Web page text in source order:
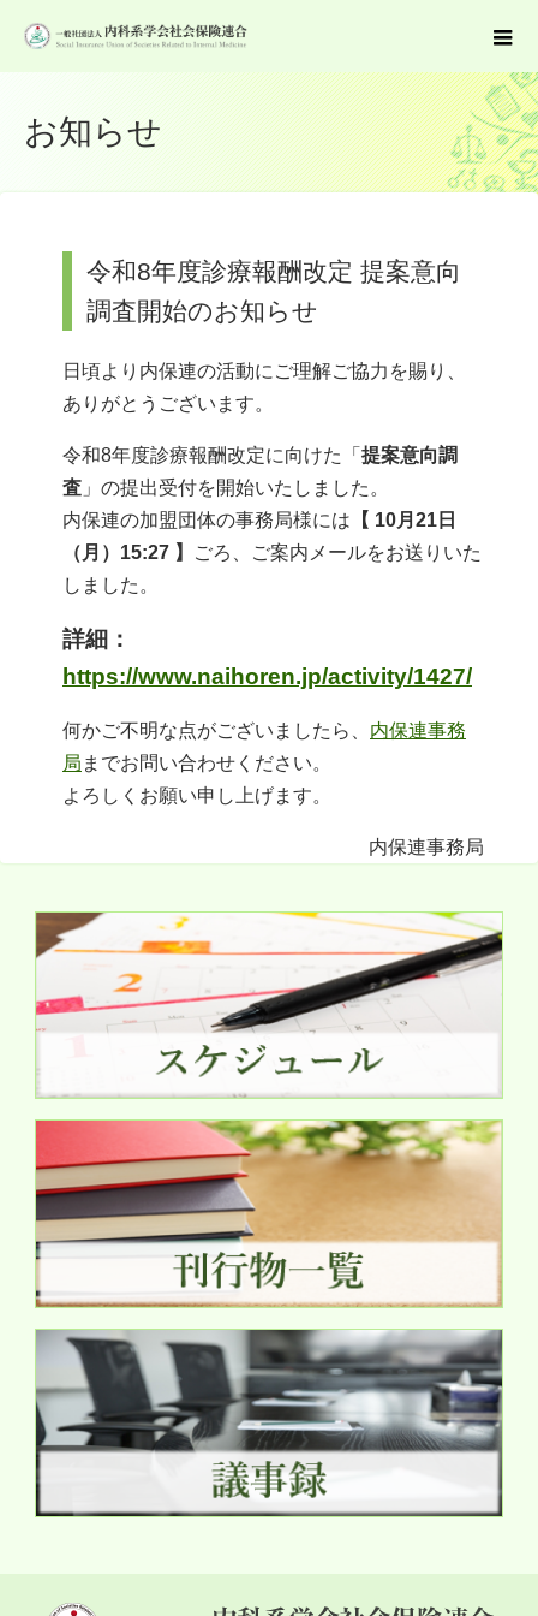
お知らせ
令和8年度診療報酬改定 提案意向
調査開始のお知らせ
日頃より内保連の活動にご理解ご協力を賜り、
ありがとうございます。
令和8年度診療報酬改定に向けた「 提案意向調
査 」の提出受付を開始いたしました。
内保連の加盟団体の事務局様には 【 10月21日
（月）15:27 】
ごろ、ご案内メールをお送りいた
しました。
詳細：
https://www.naihoren.jp/activity/1427/
何かご不明な点がございましたら、 内保連事務
局 までお問い合わせください。
よろしくお願い申し上げます。
内保連事務局